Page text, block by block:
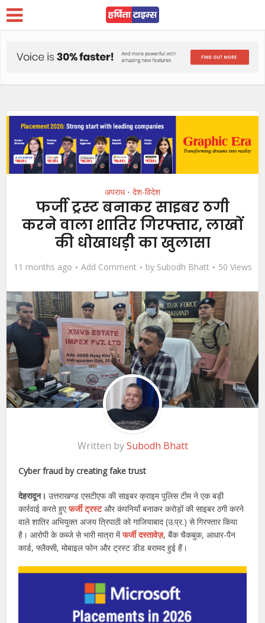
अपराध • देश-विदेश
फर्जी ट्रस्ट बनाकर साइबर ठगी
करने वाला शातिर गिरफ्तार, लाखों
की धोखाधड़ी का खुलासा
11 months ago Add Comment by Subodh Bhatt 50 Views
Written bySubodh Bhatt
Cyber ​​fraud by creating fake trust
देहरादून।उत्तराखण्ड एसटीएफ की साइबर क्राइम पुलिस टीम ने एक बड़ी
कार्रवाई करते हुएफर्जी ट्रस्टऔर कंपनियाँ बनाकर करोड़ों की साइबर ठगी करने
वाले शातिर अभियुक्त अजय त्रिपाठी को गाजियाबाद (उ.प्र.) से गिरफ्तार किया
है। आरोपी के कब्जे से भारी मात्रा मेंफर्जी दस्तावेज़, बैंक चैकबुक, आधार-पैन
कार्ड, फ्लैक्सी, मोबाइल फोन और ट्रस्ट डीड बरामद हुई हैं।